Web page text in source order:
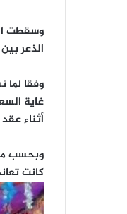
الذعر
وفقا
غاية
أثناء عقد
وبحسب
كانت